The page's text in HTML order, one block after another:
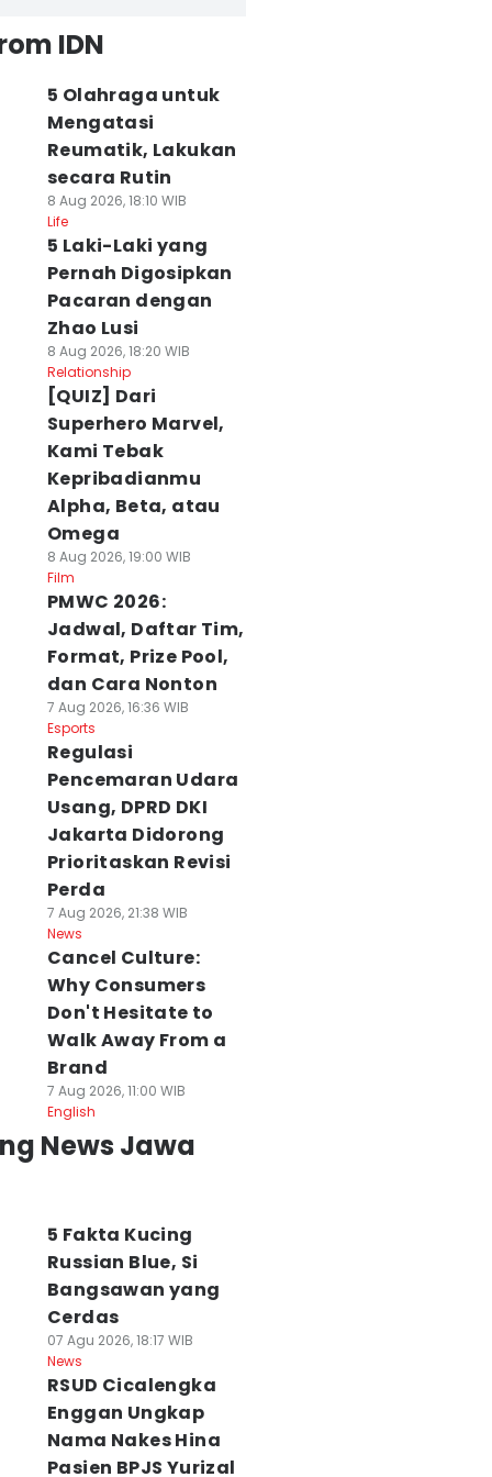
IDN
5 Olahraga untuk
Mengatasi
Reumatik, Lakukan
secara Rutin
8 Aug 2026, 18:10 WIB
Life
5 Laki-Laki yang
Pernah Digosipkan
Pacaran dengan
Zhao Lusi
8 Aug 2026, 18:20 WIB
Relationship
[QUIZ] Dari
Superhero Marvel,
Kami Tebak
Kepribadianmu
Alpha, Beta, atau
Omega
8 Aug 2026, 19:00 WIB
Film
PMWC 2026:
Jadwal, Daftar Tim,
Format, Prize Pool,
dan Cara Nonton
7 Aug 2026, 16:36 WIB
Esports
Regulasi
Pencemaran Udara
Usang, DPRD DKI
Jakarta Didorong
Prioritaskan Revisi
Perda
7 Aug 2026, 21:38 WIB
News
Cancel Culture:
Why Consumers
Don't Hesitate to
Walk Away From a
Brand
7 Aug 2026, 11:00 WIB
English
News Jawa
5 Fakta Kucing
Russian Blue, Si
Bangsawan yang
Cerdas
07 Agu 2026, 18:17 WIB
News
RSUD Cicalengka
Enggan Ungkap
Nama Nakes Hina
Pasien BPJS Yurizal